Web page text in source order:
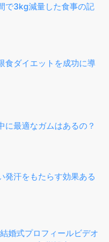
で3kg減量した食事の記
食ダイエットを成功に導
に最適なガムはあるの？
発汗をもたらす効果ある
婚式プロフィールビデオ